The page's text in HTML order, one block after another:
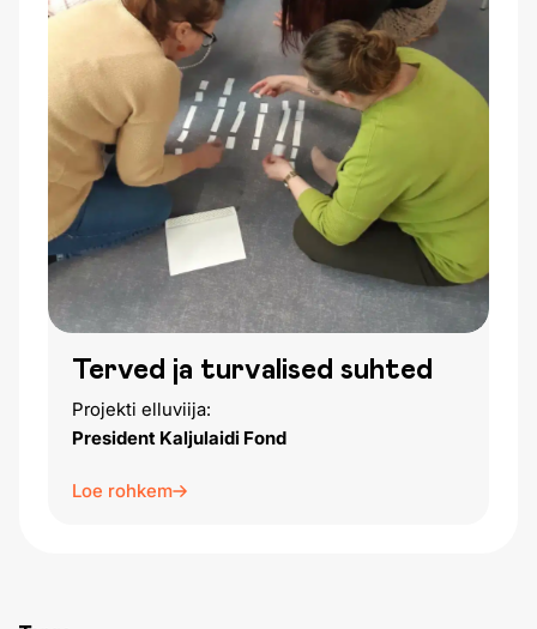
Terved ja turvalised suhted
Projekti elluviija:
President Kaljulaidi Fond
Loe rohkem